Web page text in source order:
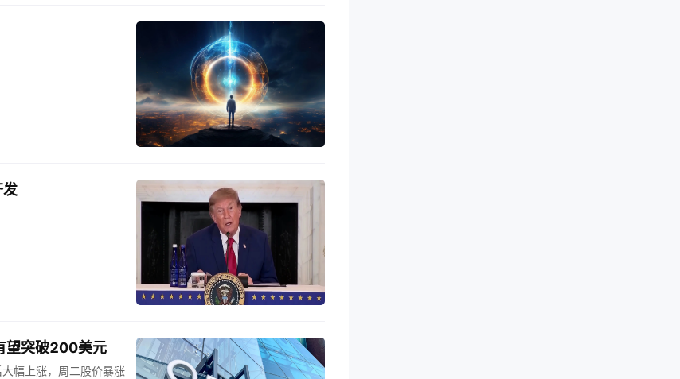
疲软导致企业无法向下转嫁成本，当前输入性通胀难以触发货币
阶段，兴业基金研判表示，下半年政策兼顾稳增长、防通胀、防
中短期工具组合为主，长期的准
发
望突破200美元
幅上涨，周二股价暴涨